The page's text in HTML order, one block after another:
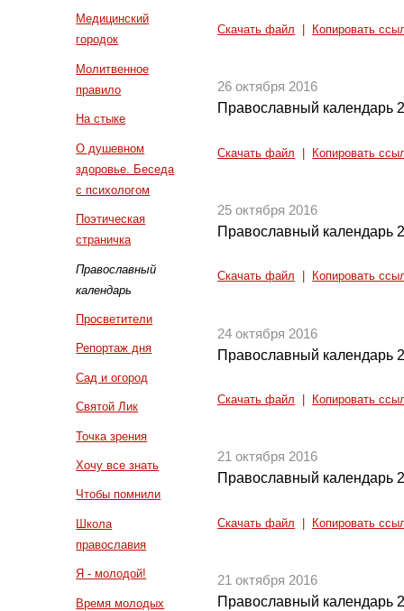
Медицинский
городок
Молитвенное
правило
На стыке
О душевном
здоровье. Беседа
с психологом
Поэтическая
страничка
Православный
календарь
Просветители
Репортаж дня
Сад и огород
Святой Лик
Точка зрения
Хочу все знать
Чтобы помнили
Школа
православия
Я - молодой!
Время молодых
Скачать файл Копировать
26 октября 2016
Православный календарь
Скачать файл Копировать
25 октября 2016
Православный календарь
Скачать файл Копировать
24 октября 2016
Православный календарь
Скачать файл Копировать
21 октября 2016
Православный календарь
Скачать файл Копировать
21 октября 2016
Православный календарь